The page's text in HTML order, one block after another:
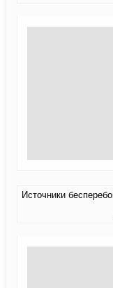
Источники